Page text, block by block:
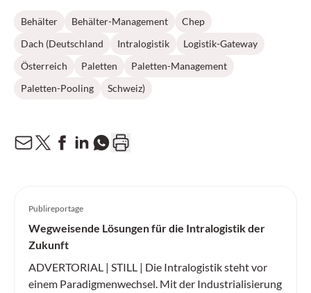
Behälter Behälter-Management
Chep
Dach (Deutschland
Intralogistik
Logistik-Gateway
Österreich
Paletten
Paletten-Management
Paletten-Pooling
Schweiz)
Publireportage
Wegweisende Lösungen für die Intralogistik der
Zukunft
ADVERTORIAL | STILL | Die Intralogistik steht vor
einem Paradigmenwechsel. Mit der Industrialisierung